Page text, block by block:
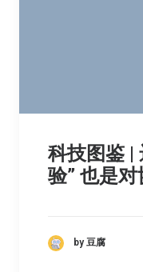
科技图鉴 |
验” 也是
by 豆腐